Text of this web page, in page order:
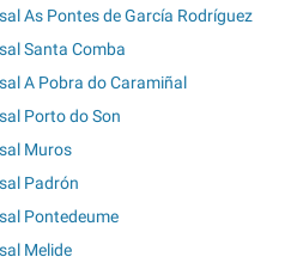
As Pontes de García Rodríguez
Santa Comba
A Pobra do Caramiñal
Porto do Son
Muros
Padrón
Pontedeume
Melide